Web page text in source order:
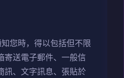
您時，得以包括但不限
寄送電子郵件、一般信
訊、文字訊息、張貼於